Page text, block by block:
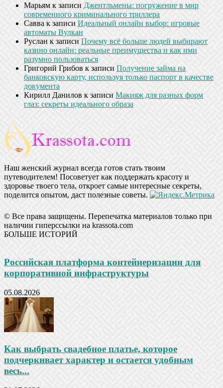
Марьям к записи Джентльмены: погружение в мир
современного криминального триллера
Савва к записи Идеальный онлайн выбор: игровые
автоматы Вулкан
Руслан к записи Почему всё больше людей выбирают
казино онлайн: реальные преимущества и как ими
разумно пользоваться
Григорий Грибов к записи Получение займа на
банковскую карту, используя только паспорт в качестве
документа
Кирилл Данилов к записи Макияж для разных форм
глаз: секреты идеального образа
Наш женский журнал всегда готов стать твоим
путеводителем! Посоветует как поддержать красоту и
здоровье твоего тела, откроет самые интересные секреты,
поделится опытом, даст полезные советы.
© Все права защищены. Перепечатка материалов только при
наличии гиперссылки на krassota.com
БОЛЬШЕ ИСТОРИЙ
Российская платформа контейнеризации для
корпоративной инфраструктуры
05.08.2026
Как выбрать свадебное платье, которое
подчеркивает характер и остается удобным
весь...